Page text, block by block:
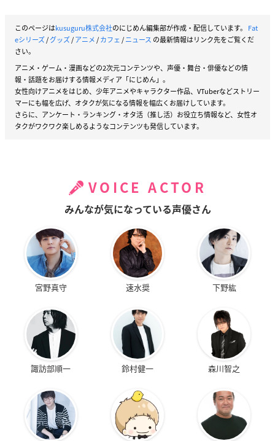
このページはkusuguru株式会社のにじめん編集部が作成・配信しています。 Fat
eシリーズ/グッズ/アニメ/カフェ/ニュース の最新情報はリンク先をご覧くだ
さい。
アニメ・ゲーム・漫画などの2次元コンテンツや、声優・舞台・俳優などの情
報・話題をお届けする情報メディア「にじめん」。
女性向けアニメをはじめ、少年アニメやキャラクター作品、VTuberなどストリー
マーにも幅を広げ、オタクが気になる情報を幅広くお届けしています。
さらに、アンケート・ランキング・オタ活（推し活）お役立ち情報など、女性オ
タクがワクワク楽しめるようなコンテンツも発信しています。
VOICE ACTOR
みんなが気になっている声優さん
宮野真守 速水奨 下野紘
諏訪部順一 鈴村健一 森川智之